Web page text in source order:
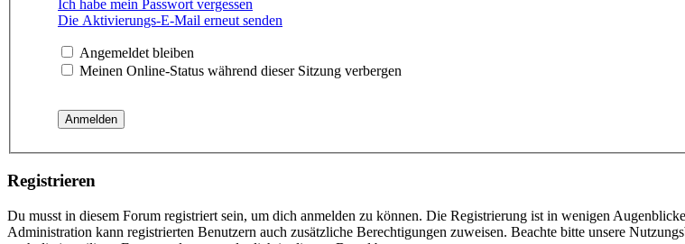
Ich habe mein Passwort vergessen
Die Aktivierungs-E-Mail erneut senden
Angemeldet bleiben
Meinen Online-Status während dieser Sitzung verbergen
Registrieren
Du musst in diesem Forum registriert sein, um dich anmelden zu können. Die Registrierung ist in wenigen
Administration kann registrierten Benutzern auch zusätzliche Berechtigungen zuweisen. Beachte bitte unsere